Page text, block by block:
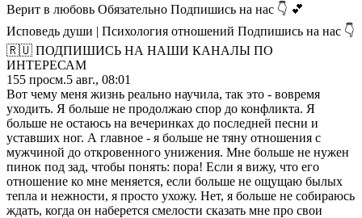
Верит в любовь Обязательно Подпишись на нас 👇 💕
Исповедь души | Психология отношений Подпишись на нас 👇
🇷🇺 ПОДПИШИСЬ НА НАШИ КАНАЛЫ ПО
ИНТЕРЕСАМ
155 просм.5 авг., 08:01
Вот чему меня жизнь реально научила, так это - вовремя
уходить. Я больше не продолжаю спор до конфликта. Я
больше не остаюсь на вечеринках до последней песни и
уставших ног. А главное - я больше не тяну отношения с
мужчиной до откровенного унижения. Мне больше не нужен
пинок под зад, чтобы понять: пора! Если я вижу, что его
отношение ко мне меняется, если больше не ощущаю былых
тепла и нежности, я просто ухожу. Нет, я больше не собираюсь
ждать, когда он наберется смелости сказать мне про свои